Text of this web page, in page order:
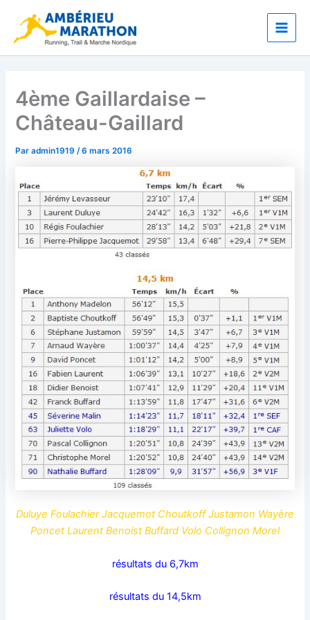
contenu
Main
4ème Gaillardaise –
Château-Gaillard
Paradmin1919/6 mars 2016
Duluye Foulachier Jacquemot Choutkoff Justamon Wayère
Poncet Laurent Benoist Buffard Volo Collignon Morel
résultats du 6,7km
résultats du 14,5km